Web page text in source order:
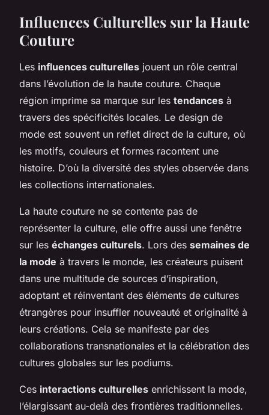
Influences Culturelles sur la Haute
Couture
Les influences culturelles jouent un rôle central
dans l’évolution de la haute couture. Chaque
région imprime sa marque sur les tendances à
travers des spécificités locales. Le design de
mode est souvent un reflet direct de la culture, où
les motifs, couleurs et formes racontent une
histoire. D’où la diversité des styles observée dans
les collections internationales.
La haute couture ne se contente pas de
représenter la culture, elle offre aussi une fenêtre
sur les échanges culturels. Lors des semaines de
la mode à travers le monde, les créateurs puisent
dans une multitude de sources d’inspiration,
adoptant et réinventant des éléments de cultures
étrangères pour insuffler nouveauté et originalité à
leurs créations. Cela se manifeste par des
collaborations transnationales et la célébration des
cultures globales sur les podiums.
Ces interactions culturelles enrichissent la mode,
l’élargissant au-delà des frontières traditionnelles.